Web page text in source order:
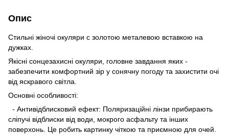
Опис
Стильні жіночі окуляри с золотою металевою вставкою на
дужках.
Якісні сонцезахисні окуляри, головне завдання яких -
забезпечити комфортний зір у сонячну погоду та захистити очі
від яскравого світла.
Основні особливості:
- Антивідблисковий ефект: Поляризаційні лінзи прибирають
сліпучі відблиски від води, мокрого асфальту та інших
поверхонь. Це робить картинку чіткою та приємною для очей.